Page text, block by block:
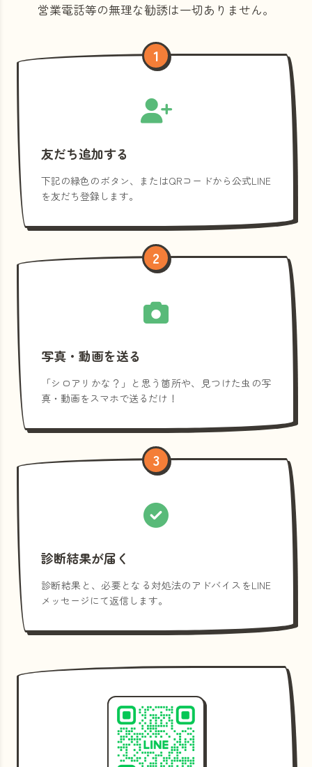
営業電話等の無理な勧誘は一切ありません。
1
友だち追加する
下記の緑色のボタン、またはQRコードから公式LINE
を友だち登録します。
2
写真・動画を送る
「シロアリかな？」と思う箇所や、見つけた虫の写
真・動画をスマホで送るだけ！
3
診断結果が届く
診断結果と、必要となる対処法のアドバイスをLINE
メッセージにて返信します。